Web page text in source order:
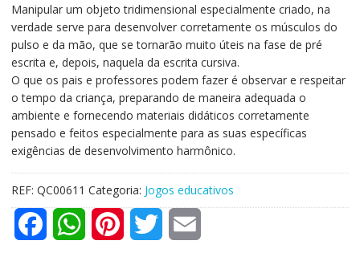
Manipular um objeto tridimensional especialmente criado, na
verdade serve para desenvolver corretamente os músculos do
pulso e da mão, que se tornarão muito úteis na fase de pré
escrita e, depois, naquela da escrita cursiva.
O que os pais e professores podem fazer é observar e respeitar
o tempo da criança, preparando de maneira adequada o
ambiente e fornecendo materiais didáticos corretamente
pensado e feitos especialmente para as suas específicas
exigências de desenvolvimento harmônico.
REF: QC00611 Categoria: Jogos educativos
W